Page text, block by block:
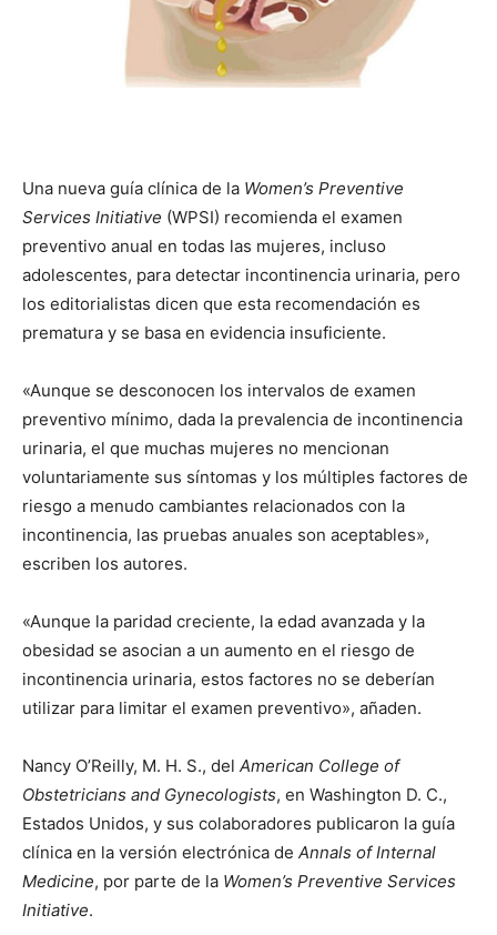
Una nueva guía clínica de la Women’s Preventive
Services Initiative (WPSI) recomienda el examen
preventivo anual en todas las mujeres, incluso
adolescentes, para detectar incontinencia urinaria, pero
los editorialistas dicen que esta recomendación es
prematura y se basa en evidencia insuficiente.
«Aunque se desconocen los intervalos de examen
preventivo mínimo, dada la prevalencia de incontinencia
urinaria, el que muchas mujeres no mencionan
voluntariamente sus síntomas y los múltiples factores de
riesgo a menudo cambiantes relacionados con la
incontinencia, las pruebas anuales son aceptables»,
escriben los autores.
«Aunque la paridad creciente, la edad avanzada y la
obesidad se asocian a un aumento en el riesgo de
incontinencia urinaria, estos factores no se deberían
utilizar para limitar el examen preventivo», añaden.
Nancy O’Reilly, M. H. S., del American College of
Obstetricians and Gynecologists, en Washington D. C.,
Estados Unidos, y sus colaboradores publicaron la guía
clínica en la versión electrónica de Annals of Internal
Medicine, por parte de la Women’s Preventive Services
Initiative.